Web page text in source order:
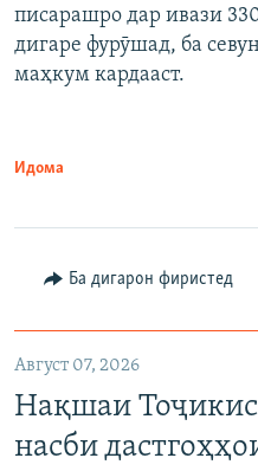
писарашро дар ивази
дигаре фурӯшад, ба
маҳкум кардааст.
Идома
Ба дигарон фиристед
Август 07, 2026
Нақшаи
насби